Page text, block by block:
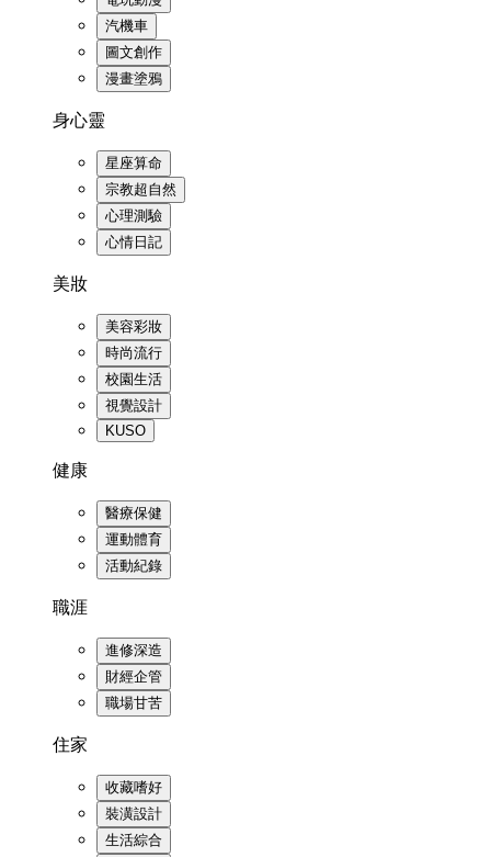
汽機車
圖文創作
漫畫塗鴉
身心靈
星座算命
宗教超自然
心理測驗
心情日記
美妝
美容彩妝
時尚流行
校園生活
視覺設計
KUSO
健康
醫療保健
運動體育
活動紀錄
職涯
進修深造
財經企管
職場甘苦
住家
收藏嗜好
裝潢設計
生活綜合